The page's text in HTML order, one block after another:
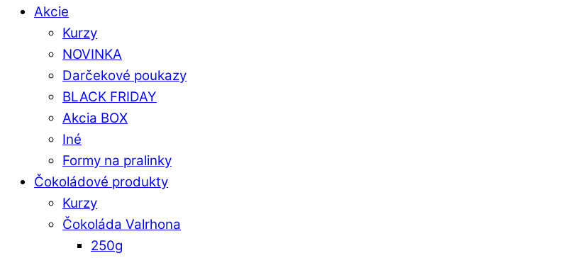
Akcie
Kurzy
NOVINKA
Darčekové poukazy
BLACK FRIDAY
Akcia BOX
Iné
Formy na pralinky
Čokoládové produkty
Kurzy
Čokoláda Valrhona
250g